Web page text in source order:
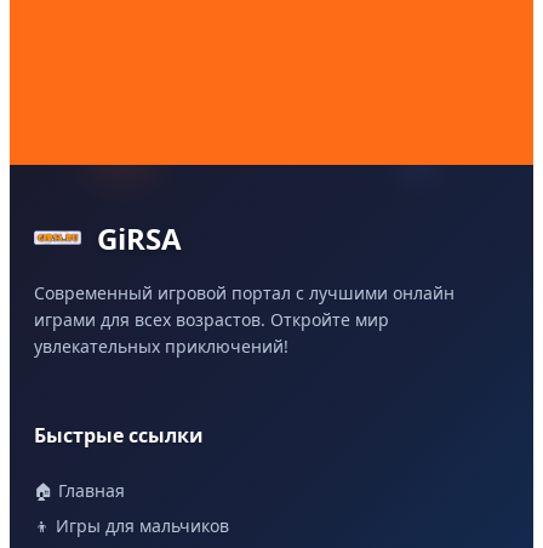
GiRSA
Современный игровой портал с лучшими онлайн
играми для всех возрастов. Откройте мир
увлекательных приключений!
Быстрые ссылки
🏠 Главная
👦 Игры для мальчиков